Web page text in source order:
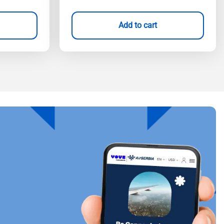
Add to cart